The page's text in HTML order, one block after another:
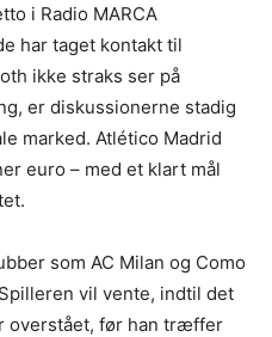
i Radio MARCA
har taget kontakt til
ikke straks ser på
er diskussionerne stadig
marked. Atlético Madrid
euro – med et klart mål
som AC Milan og Como
vil vente, indtil det
overstået, før han træffer